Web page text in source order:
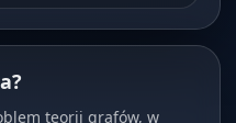
teorii grafów, w